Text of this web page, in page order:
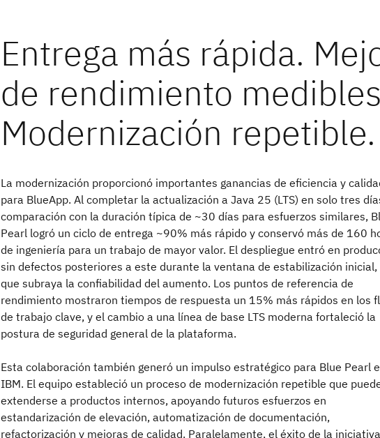
La modernización proporcionó importantes ganancias de eficiencia y
para BlueApp. Al completar la actualización a Java 25 (LTS) en solo tres
comparación con la duración típica de ~30 días para esfuerzos similares,
Pearl logró un ciclo de entrega ~90% más rápido y conservó más de 160
de ingeniería para un trabajo de mayor valor. El despliegue entró en
sin defectos posteriores a este durante la ventana de estabilización inicial,
que subraya la confiabilidad del aumento. Los puntos de referencia de
rendimiento mostraron tiempos de respuesta un 15% más rápidos en los
de trabajo clave, y el cambio a una línea de base LTS moderna fortaleció la
postura de seguridad general de la plataforma.
Esta colaboración también generó un impulso estratégico para Blue Pearl e
IBM. El equipo estableció un proceso de modernización repetible que
extenderse a productos internos, apoyando futuros esfuerzos en
estandarización de elevación, automatización de documentación,
refactorización y mejoras de calidad. Paralelamente, el éxito de la iniciativa